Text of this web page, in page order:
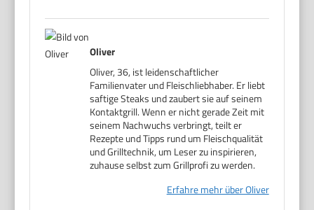
Oliver
Oliver, 36, ist leidenschaftlicher
Familienvater und Fleischliebhaber. Er liebt
saftige Steaks und zaubert sie auf seinem
Kontaktgrill. Wenn er nicht gerade Zeit mit
seinem Nachwuchs verbringt, teilt er
Rezepte und Tipps rund um Fleischqualität
und Grilltechnik, um Leser zu inspirieren,
zuhause selbst zum Grillprofi zu werden.
Erfahre mehr über Oliver